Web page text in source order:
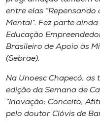
entre elas “Repensando
Mental”. Fez parte
Educação
Brasileiro de Apoio às
(Sebrae).
Na Unoesc Chapecó,
edição da Semana de
“Inovação: Conceito,
pelo doutor Clóvis de